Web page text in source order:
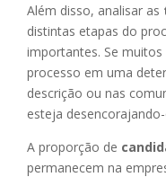
Além disso, analisar as
distintas etapas do
importantes. Se
processo em uma
descrição ou nas
esteja
A proporção de
permanecem na